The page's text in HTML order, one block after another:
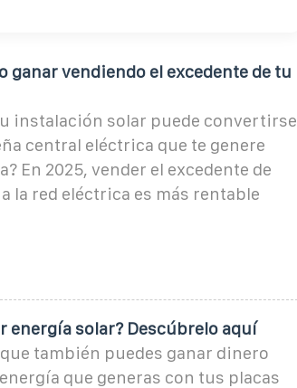
ganar vendiendo el excedente de tu
instalación solar puede convertirse
central eléctrica que te genere
En 2025, vender el excedente de
la red eléctrica es más rentable
energía solar? Descúbrelo aquí
que también puedes ganar dinero
que generas con tus placas